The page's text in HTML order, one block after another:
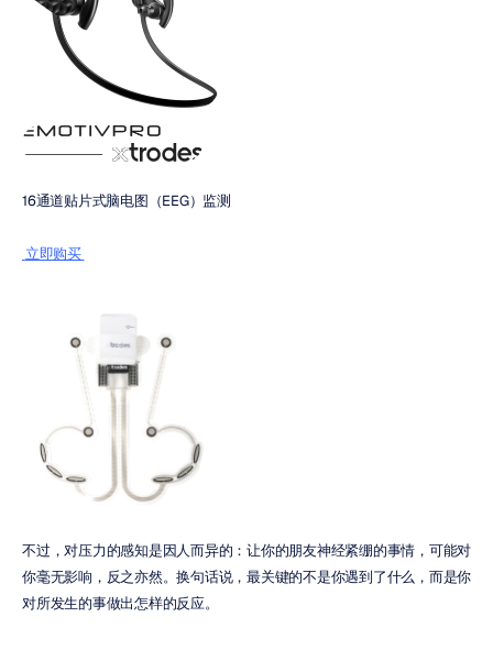
16通道贴片式脑电图（EEG）监测
立即购买
不过，对压力的感知是因人而异的：让你的朋友神经紧绷的事情，可能对
你毫无影响，反之亦然。换句话说，最关键的不是你遇到了什么，而是你
对所发生的事做出怎样的反应。